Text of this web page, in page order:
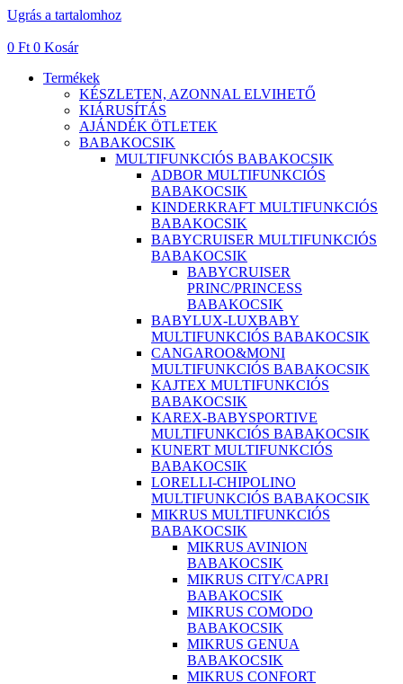
Ugrás a tartalomhoz
0 Ft 0 Kosár
Termékek
KÉSZLETEN, AZONNAL ELVIHETŐ
KIÁRUSÍTÁS
AJÁNDÉK ÖTLETEK
BABAKOCSIK
MULTIFUNKCIÓS BABAKOCSIK
ADBOR MULTIFUNKCIÓS
BABAKOCSIK
KINDERKRAFT MULTIFUNKCIÓS
BABAKOCSIK
BABYCRUISER MULTIFUNKCIÓS
BABAKOCSIK
BABYCRUISER
PRINC/PRINCESS
BABAKOCSIK
BABYLUX-LUXBABY
MULTIFUNKCIÓS BABAKOCSIK
CANGAROO&MONI
MULTIFUNKCIÓS BABAKOCSIK
KAJTEX MULTIFUNKCIÓS
BABAKOCSIK
KAREX-BABYSPORTIVE
MULTIFUNKCIÓS BABAKOCSIK
KUNERT MULTIFUNKCIÓS
BABAKOCSIK
LORELLI-CHIPOLINO
MULTIFUNKCIÓS BABAKOCSIK
MIKRUS MULTIFUNKCIÓS
BABAKOCSIK
MIKRUS AVINION
BABAKOCSIK
MIKRUS CITY/CAPRI
BABAKOCSIK
MIKRUS COMODO
BABAKOCSIK
MIKRUS GENUA
BABAKOCSIK
MIKRUS CONFORT